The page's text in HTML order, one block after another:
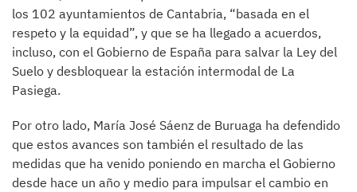
los 102 ayuntamientos de Cantabria, “basada en el
respeto y la equidad”, y que se ha llegado a acuerdos,
incluso, con el Gobierno de España para salvar la Ley del
Suelo y desbloquear la estación intermodal de La
Pasiega.
Por otro lado, María José Sáenz de Buruaga ha defendido
que estos avances son también el resultado de las
medidas que ha venido poniendo en marcha el Gobierno
desde hace un año y medio para impulsar el cambio en